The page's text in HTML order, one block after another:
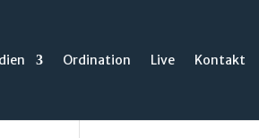
Ordination Live Kontakt